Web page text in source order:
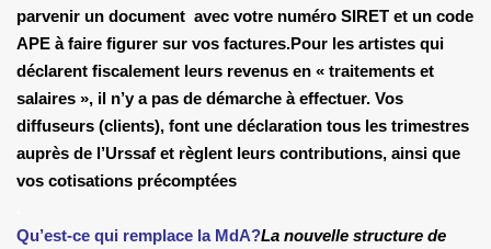
parvenir un document avec votre numéro SIRET et un code
APE à faire figurer sur vos factures.Pour les artistes qui
déclarent fiscalement leurs revenus en « traitements et
salaires », il n’y a pas de démarche à effectuer. Vos
diffuseurs (clients), font une déclaration tous les trimestres
auprès de l’Urssaf et règlent leurs contributions, ainsi que
vos cotisations précomptées
Qu’est-ce qui remplace la MdA?La nouvelle structure de